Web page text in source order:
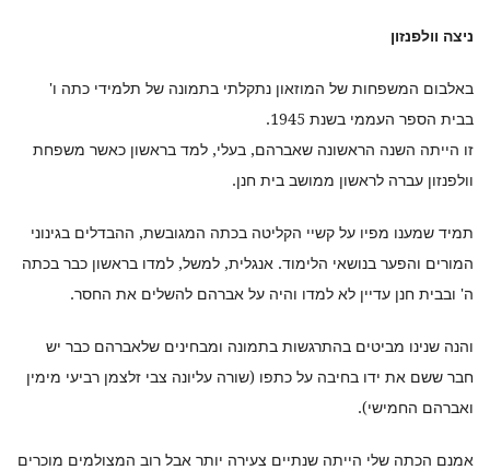
ניצה וולפנזון
באלבום המשפחות של המוזאון נתקלתי בתמונה של תלמידי כתה ו'
בבית הספר העממי בשנת 1945.
זו הייתה השנה הראשונה שאברהם, בעלי, למד בראשון כאשר משפחת
וולפנזון עברה לראשון ממושב בית חנן.
תמיד שמענו מפיו על קשיי הקליטה בכתה המגובשת, ההבדלים בגינוני
המורים והפער בנושאי הלימוד. אנגלית, למשל, למדו בראשון כבר בכתה
ה' ובבית חנן עדיין לא למדו והיה על אברהם להשלים את החסר.
והנה שנינו מביטים בהתרגשות בתמונה ומבחינים שלאברהם כבר יש
חבר ששם את ידו בחיבה על כתפו (שורה עליונה צבי זלצמן רביעי מימין
ואברהם החמישי).
אמנם הכתה שלי הייתה שנתיים צעירה יותר אבל רוב המצולמים מוכרים